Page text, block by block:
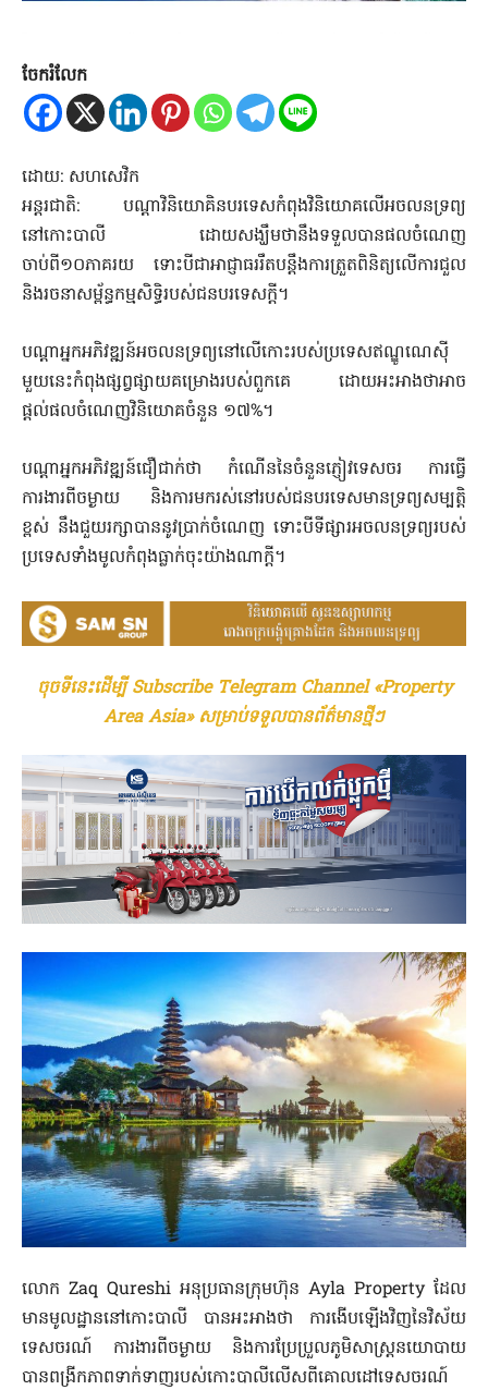
ចែករំលែក
ដោយ: សហសេវិក
អន្តរជាតិ: បណ្តាវិនិយោគិនបរទេសកំពុងវិនិយោគលើអចលនទ្រព្យ
នៅកោះបាលី ដោយសង្ឃឹមថានឹងទទួលបានផលចំណេញ
ចាប់ពី១០ភាគរយ ទោះបីជាអាជ្ញាធររឹតបន្តឹងការត្រួតពិនិត្យលើការជួល
និងរចនាសម្ព័ន្ធកម្មសិទ្ធិរបស់ជនបរទេសក្តី។
បណ្តាអ្នកអភិវឌ្ឍន៍អចលនទ្រព្យនៅលើកោះរបស់ប្រទេសឥណ្ឌូណេសុី
មួយនេះកំពុងផ្សព្វផ្សាយគម្រោងរបស់ពួកគេ ដោយអះអាងថាអាច
ផ្តល់ផលចំណេញវិនិយោគចំនួន ១៧%។
បណ្តាអ្នកអភិវឌ្ឍន៍ជឿជាក់ថា កំណើននៃចំនួនភ្ញៀវទេសចរ ការធ្វើ
ការងារពីចម្ងាយ និងការមករស់នៅរបស់ជនបរទេសមានទ្រព្យសម្បត្តិ
ខ្ពស់ នឹងជួយរក្សាបាននូវប្រាក់ចំណេញ ទោះបីទីផ្សារអចលនទ្រព្យរបស់
ប្រទេសទាំងមូលកំពុងធ្លាក់ចុះយ៉ាងណាក្តី។
ចុចទីនេះដើម្បី Subscribe Telegram Channel «Property
Area Asia» សម្រាប់ទទួលបានព័ត៌មានថ្មីៗ
លោក Zaq Qureshi អនុប្រធានក្រុមហ៊ុន Ayla Property ដែល
មានមូលដ្ឋាននៅកោះបាលី បានអះអាងថា ការងើបឡើងវិញនៃវិស័យ
ទេសចរណ៍ ការងារពីចម្ងាយ និងការប្រែប្រួលភូមិសាស្ត្រនយោបាយ
បានពង្រីកភាពទាក់ទាញរបស់កោះបាលីលើសពីគោលដៅទេសចរណ៍